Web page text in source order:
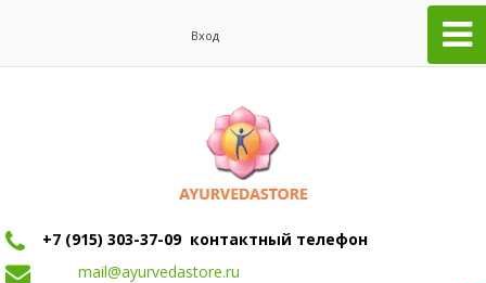
Вход
+7 (915) 303-37-09 контактный телефон
mail@ayurvedastore.ru